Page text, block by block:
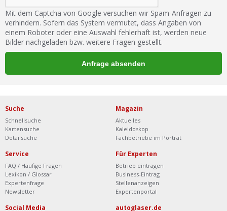
Mit dem Captcha von Google versuchen wir Spam-Anfragen zu
verhindern. Sofern das System vermutet, dass Angaben von
einem Roboter oder eine Auswahl fehlerhaft ist, werden neue
Bilder nachgeladen bzw. weitere Fragen gestellt.
Suche
Schnellsuche
Kartensuche
Detailsuche
Magazin
Aktuelles
Kaleidoskop
Fachbetriebe im Porträt
Service
FAQ / Häufige Fragen
Lexikon / Glossar
Expertenfrage
Newsletter
Für Experten
Betrieb eintragen
Business-Eintrag
Stellenanzeigen
Expertenportal
Social Media autoglaser.de